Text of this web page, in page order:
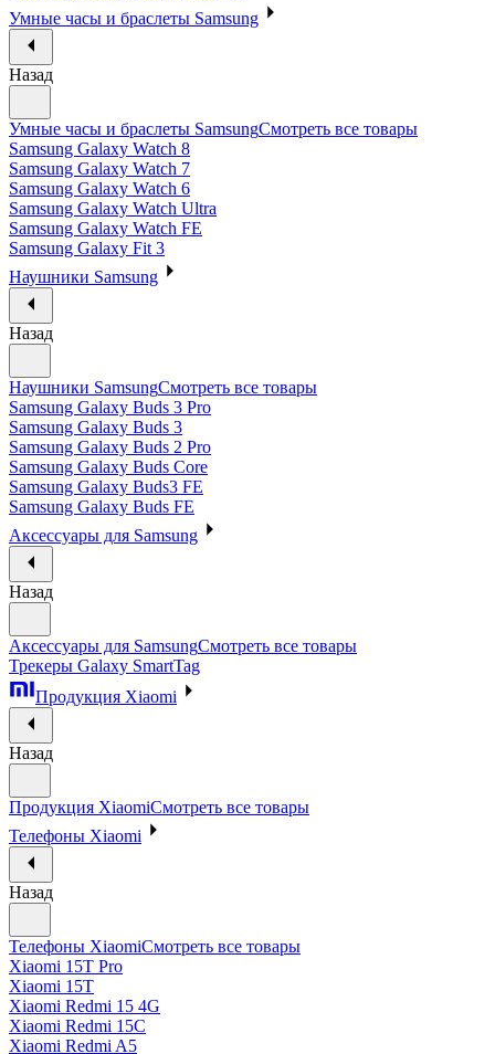
Умные часы и браслеты Samsung
Назад
Умные часы и браслеты SamsungСмотреть все товары
Samsung Galaxy Watch 8
Samsung Galaxy Watch 7
Samsung Galaxy Watch 6
Samsung Galaxy Watch Ultra
Samsung Galaxy Watch FE
Samsung Galaxy Fit 3
Наушники Samsung
Назад
Наушники SamsungСмотреть все товары
Samsung Galaxy Buds 3 Pro
Samsung Galaxy Buds 3
Samsung Galaxy Buds 2 Pro
Samsung Galaxy Buds Core
Samsung Galaxy Buds3 FE
Samsung Galaxy Buds FE
Аксессуары для Samsung
Назад
Аксессуары для SamsungСмотреть все товары
Трекеры Galaxy SmartTag
Продукция Xiaomi
Назад
Продукция XiaomiСмотреть все товары
Телефоны Xiaomi
Назад
Телефоны XiaomiСмотреть все товары
Xiaomi 15T Pro
Xiaomi 15T
Xiaomi Redmi 15 4G
Xiaomi Redmi 15C
Xiaomi Redmi A5